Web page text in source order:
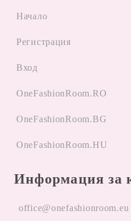
Начало
Регистрация
Вход
OneFashionRoom.RO
OneFashionRoom.BG
OneFashionRoom.HU
Информация за
office@onefashionroom.eu